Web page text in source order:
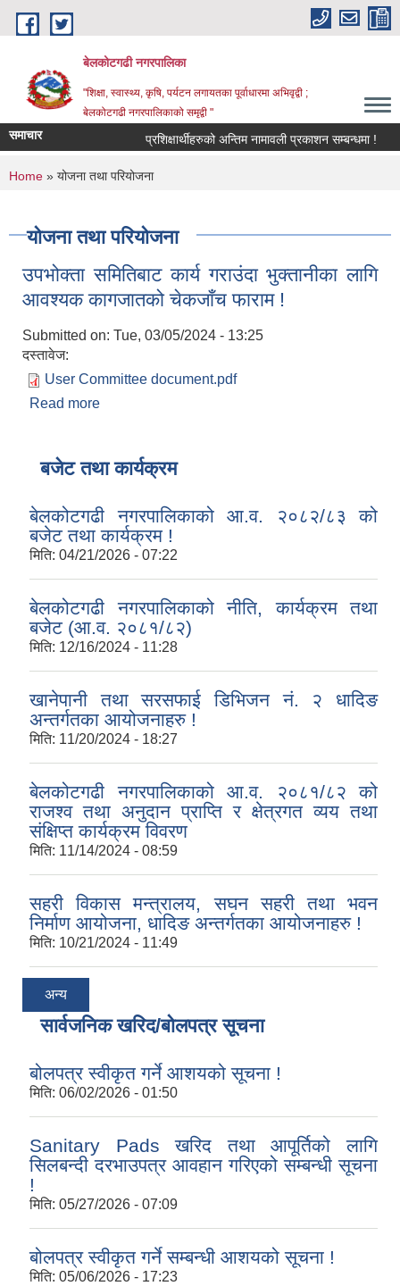
Skip to main content
बेलकोटगढी नगरपालिका
"शिक्षा, स्वास्थ्य, कृषि, पर्यटन लगायतका पूर्वाधारमा अभिवृद्वी ;
बेलकोटगढी नगरपालिकाको समृद्वी "
समाचार प्रशिक्षार्थीहरुको अन्तिम नामावली प्रकाशन सम्बन्धमा !
You are here
Home » योजना तथा परियोजना
योजना तथा परियोजना
उपभोक्ता समितिबाट कार्य गराउंदा भुक्तानीका लागि
आवश्यक कागजातको चेकजाँच फाराम !
Submitted on: Tue, 03/05/2024 - 13:25
दस्तावेज:
User Committee document.pdf
Read more
बजेट तथा कार्यक्रम
बेलकोटगढी नगरपालिकाको आ.व. २०८२/८३ को
बजेट तथा कार्यक्रम !
मिति: 04/21/2026 - 07:22
बेलकोटगढी नगरपालिकाको नीति, कार्यक्रम तथा
बजेट (आ.व. २०८१/८२)
मिति: 12/16/2024 - 11:28
खानेपानी तथा सरसफाई डिभिजन नं. २ धादिङ
अन्तर्गतका आयोजनाहरु !
मिति: 11/20/2024 - 18:27
बेलकोटगढी नगरपालिकाको आ.व. २०८१/८२ को
राजश्व तथा अनुदान प्राप्ति र क्षेत्रगत व्यय तथा
संक्षिप्त कार्यक्रम विवरण
मिति: 11/14/2024 - 08:59
सहरी विकास मन्त्रालय, सघन सहरी तथा भवन
निर्माण आयोजना, धादिङ अन्तर्गतका आयोजनाहरु !
मिति: 10/21/2024 - 11:49
अन्य
सार्वजनिक खरिद/बोलपत्र सूचना
बोलपत्र स्वीकृत गर्ने आशयको सूचना !
मिति: 06/02/2026 - 01:50
Sanitary Pads खरिद तथा आपूर्तिको लागि
सिलबन्दी दरभाउपत्र आवहान गरिएको सम्बन्धी सूचना
!
मिति: 05/27/2026 - 07:09
बोलपत्र स्वीकृत गर्ने सम्बन्धी आशयको सूचना !
मिति: 05/06/2026 - 17:23